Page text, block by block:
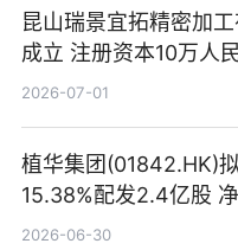
昆山瑞景宜拓精密加
成立 注册资本10万人
2026-07-01
植华集团(01842.HK)
15.38%配发2.4亿股
港元
2026-06-30